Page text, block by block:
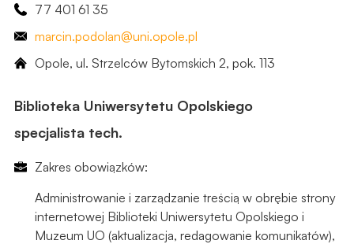
77 401 61 35
marcin.podolan@uni.opole.pl
Opole, ul. Strzelców Bytomskich 2, ​pok. 113
Biblioteka Uniwersytetu Opolskiego
specjalista tech.
Zakres obowiązków:
Administrowanie i zarządzanie treścią w obrębie strony
internetowej Biblioteki Uniwersytetu Opolskiego i
Muzeum UO (aktualizacja, redagowanie komunikatów),